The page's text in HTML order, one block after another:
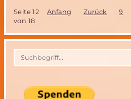
Seite 12
von 18
Anfang Zurück 9